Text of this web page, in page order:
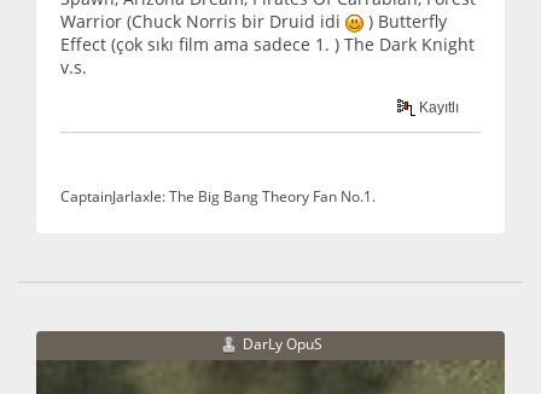
Warrior (Chuck Norris bir Druid idi
) Butterfly
Effect (çok sıkı film ama sadece 1. ) The Dark Knight
v.s.
Kayıtlı
CaptainJarlaxle: The Big Bang Theory Fan No.1.
DarLy OpuS